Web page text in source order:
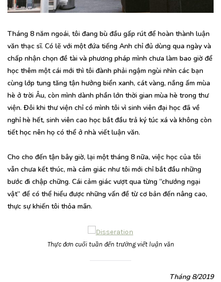
Tháng 8 năm ngoái, tôi đang bù đầu gấp rút để hoàn thành luận
văn thạc sĩ. Có lẽ với một đứa tiếng Anh chỉ đủ dùng qua ngày và
chấp nhận chọn đề tài và phương pháp mình chưa làm bao giờ để
học thêm một cái mới thì tôi đành phải ngậm ngùi nhìn các bạn
cùng lớp tung tăng tận hưởng biển xanh, cát vàng, nắng ấm mùa
hè ở trời Âu, còn mình dành phần lớn thời gian mùa hè trong thư
viện. Đôi khi thư viện chỉ có mình tôi vì sinh viên đại học đã về
nghỉ hè hết, sinh viên cao học bắt đầu trả ký túc xá và không còn
tiết học nên họ có thể ở nhà viết luận văn.
Cho cho đến tận bây giờ, lại một tháng 8 nữa, việc học của tôi
vẫn chưa kết thúc, mà cảm giác như tôi mới chỉ bắt đầu những
bước đi chập chững. Cái cảm giác vượt qua từng “chướng ngại
vật” để có thể hiểu được những vấn đề từ cơ bản đến nâng cao,
thực sự khiến tôi thỏa mãn.
Thực đơn cuối tuần đến trường viết luận văn
Tháng 8/2019